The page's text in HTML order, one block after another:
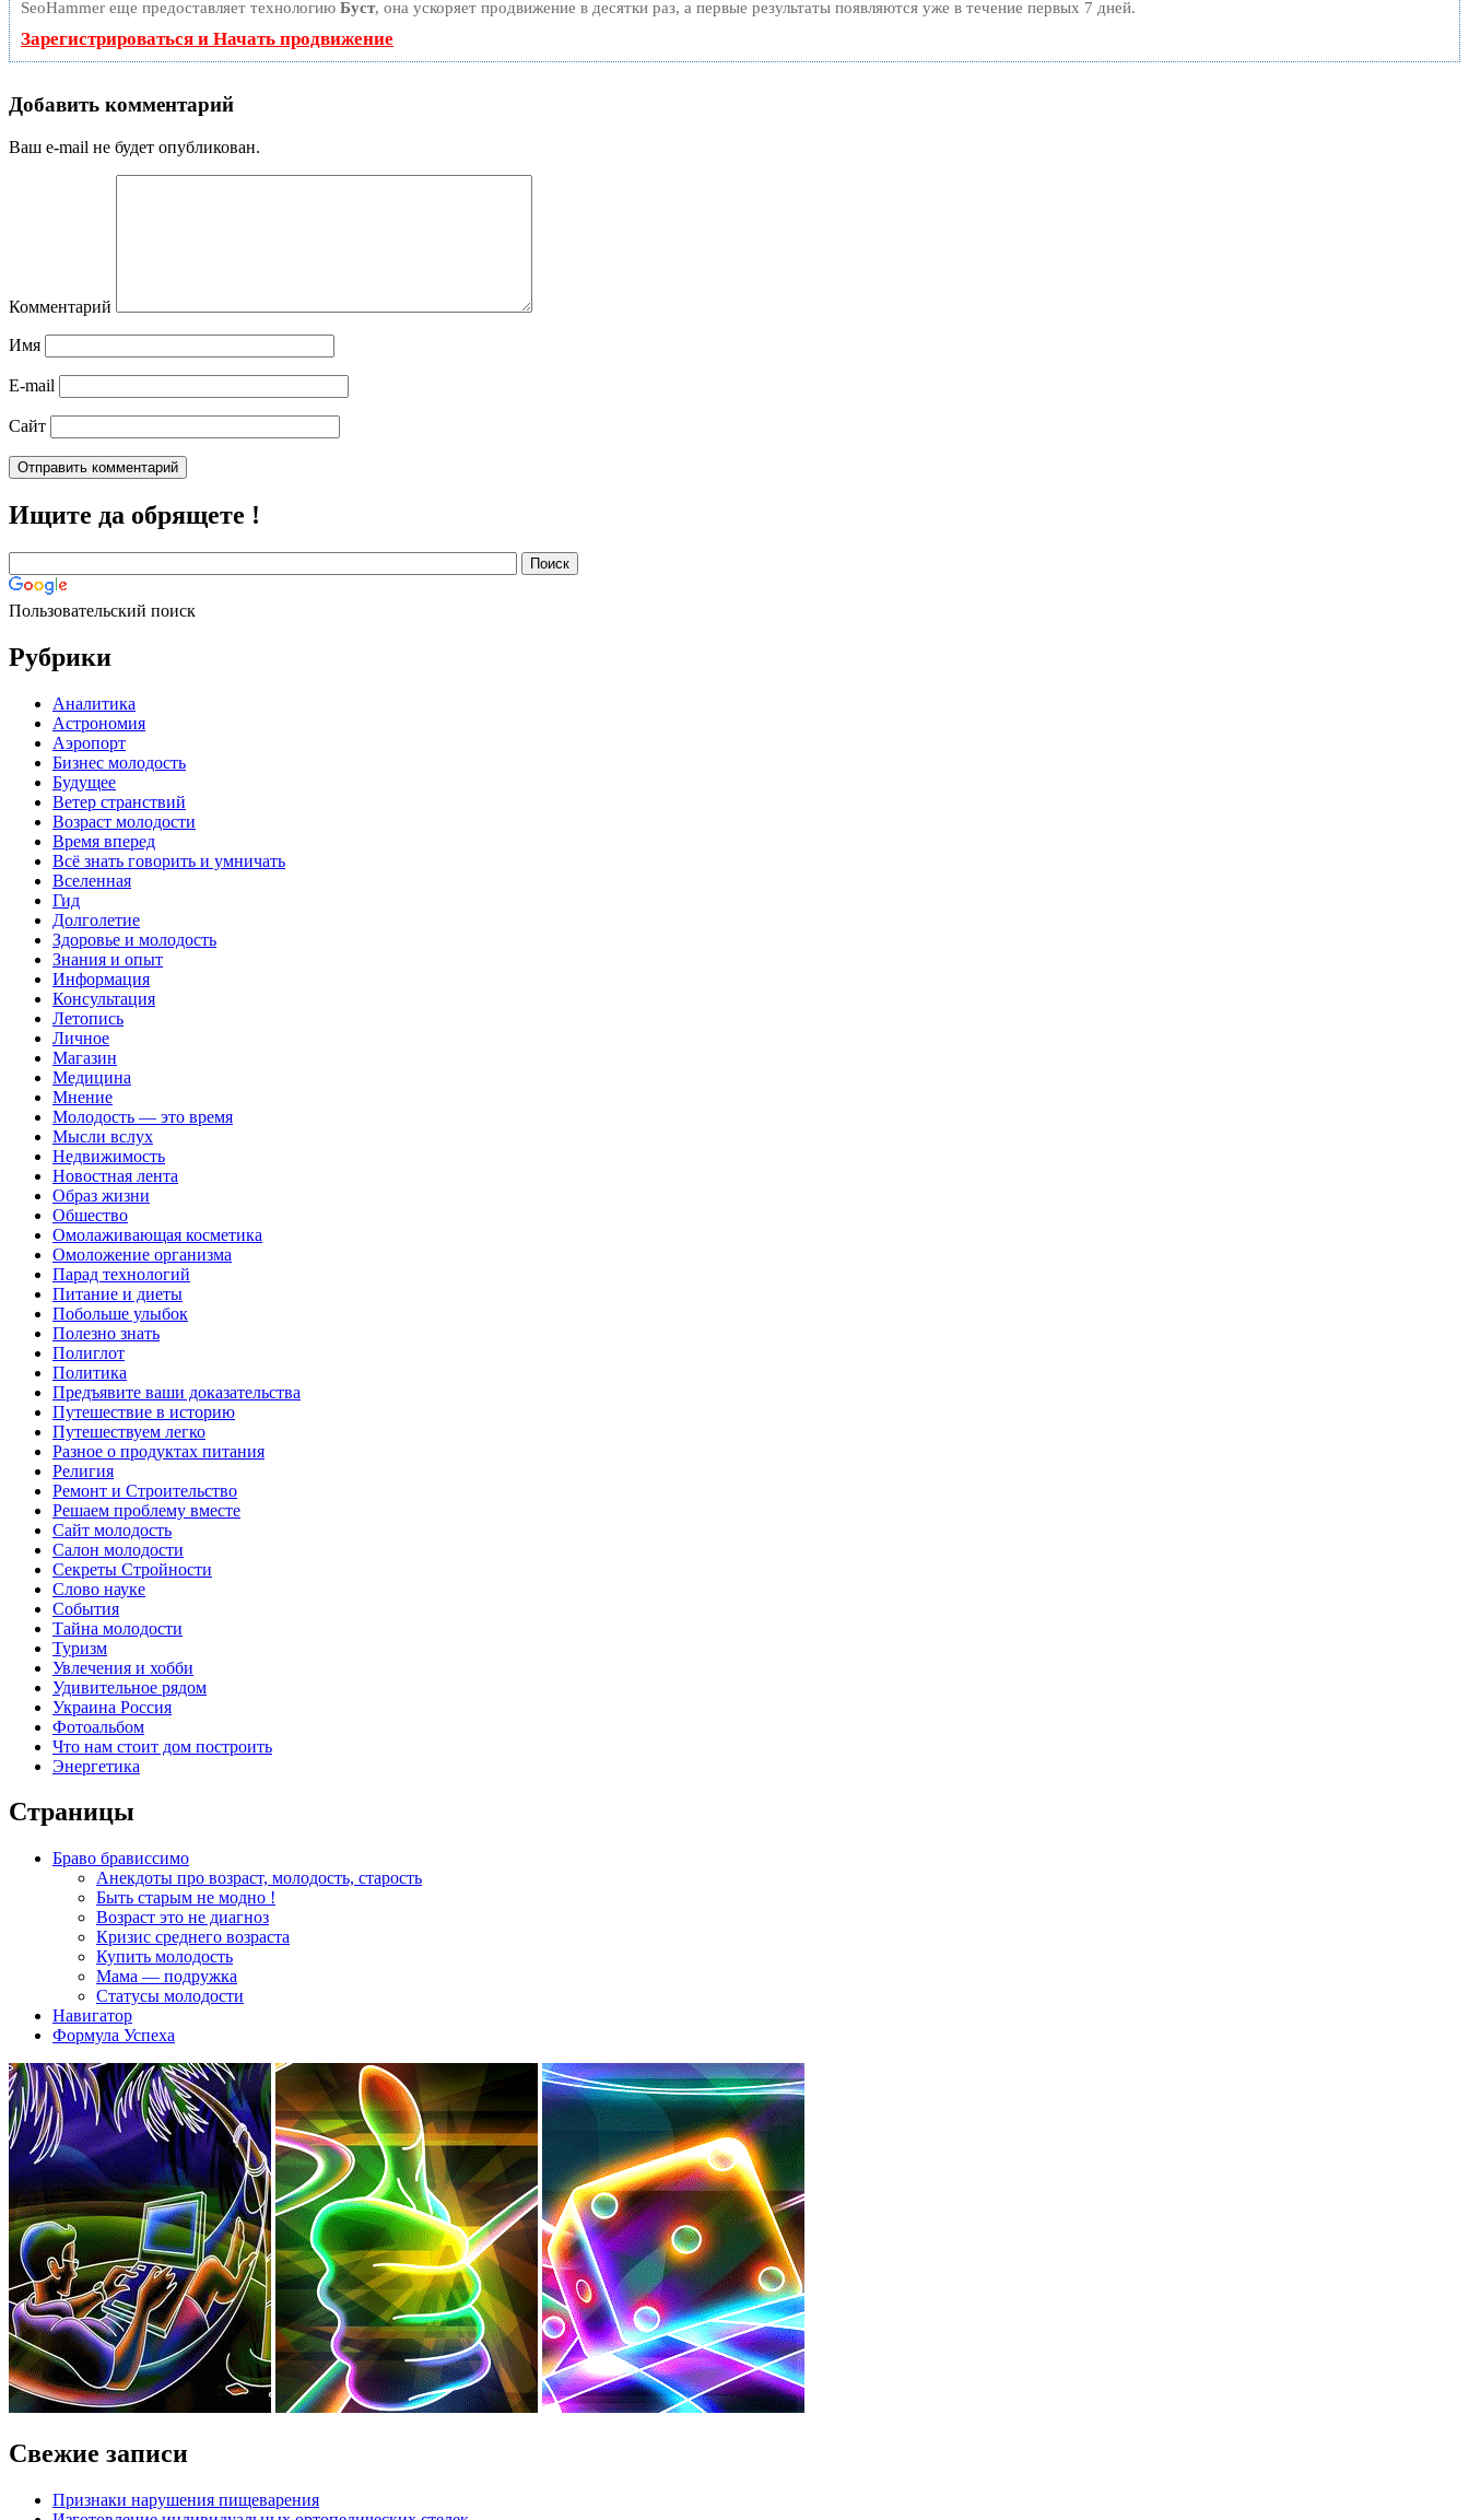
SeoHammer еще предоставляет технологию Буст, она ускоряет продвижение в десятки раз, а первые результаты появляются уже в течение первых 7 дней.
Зарегистрироваться и Начать продвижение
Добавить комментарий
Ваш e-mail не будет опубликован.
Комментарий
Имя
E-mail
Сайт
Ищите да обрящете !
Пользовательский поиск
Рубрики
Аналитика
Астрономия
Аэропорт
Бизнес молодость
Будущее
Ветер странствий
Возраст молодости
Время вперед
Всё знать говорить и умничать
Вселенная
Гид
Долголетие
Здоровье и молодость
Знания и опыт
Информация
Консультация
Летопись
Личное
Магазин
Медицина
Мнение
Молодость — это время
Мысли вслух
Недвижимость
Новостная лента
Образ жизни
Обшество
Омолаживающая косметика
Омоложение организма
Парад технологий
Питание и диеты
Побольше улыбок
Полезно знать
Полиглот
Политика
Предъявите ваши доказательства
Путешествие в историю
Путешествуем легко
Разное о продуктах питания
Религия
Ремонт и Строительство
Решаем проблему вместе
Сайт молодость
Салон молодости
Секреты Стройности
Слово науке
События
Тайна молодости
Туризм
Увлечения и хобби
Удивительное рядом
Украина Россия
Фотоальбом
Что нам стоит дом построить
Энергетика
Страницы
Браво брависсимо
Анекдоты про возраст, молодость, старость
Быть старым не модно !
Возраст это не диагноз
Кризис среднего возраста
Купить молодость
Мама — подружка
Статусы молодости
Навигатор
Формула Успеха
Свежие записи
Признаки нарушения пищеварения